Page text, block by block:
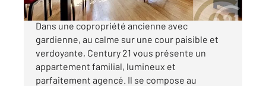
A 2 pas du quartier animé de Guy Môquet !
Dans une copropriété ancienne avec
gardienne, au calme sur une cour paisible et
verdoyante, Century 21 vous présente un
appartement familial, lumineux et
parfaitement agencé. Il se compose au